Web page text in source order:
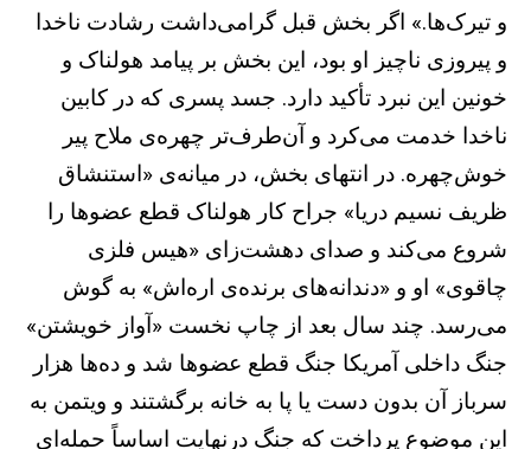
و تیرک‌ها.» اگر بخش قبل گرامی‌داشت رشادت ناخدا
و پیروزی ناچیز او بود،‌ این بخش بر پیامد هولناک و
خونین این نبرد تأکید دارد. جسد پسری که در کابین
ناخدا خدمت می‌کرد و آن‌طرف‌تر چهره‌ی ملاح پیر
خوش‌چهره. در انتهای بخش،‌ در میانه‌ی «استنشاق
ظریف نسیم دریا» جراح کار هولناک قطع عضوها را
شروع می‌کند و صدای دهشت‌زای «هیس فلزی
چاقوی» او و «دندانه‌های برنده‌ی اره‌اش» به گوش
می‌رسد. چند سال بعد از چاپ نخست «آواز خویشتن»
جنگ داخلی آمریکا جنگ قطع عضوها شد و ده‌ها هزار
سرباز آن بدون دست یا پا به خانه برگشتند و ویتمن به
این موضوع پرداخت که جنگ درنهایت اساساً حمله‌ای